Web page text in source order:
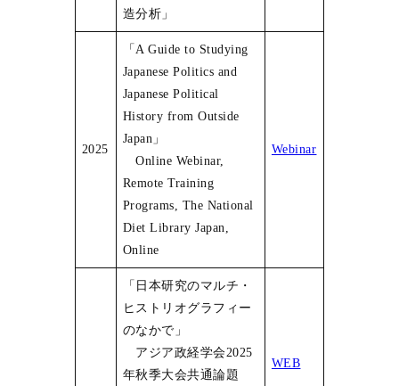
造分析」
2025
「A Guide to Studying
Japanese Politics and
Japanese Political
History from Outside
Japan」
Online Webinar,
Remote Training
Programs, The National
Diet Library Japan,
Online
Webinar
「日本研究のマルチ・
ヒストリオグラフィー
のなかで」
アジア政経学会2025
年秋季大会共通論題
WEB